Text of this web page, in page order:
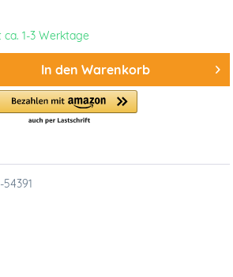
1-3 Werktage
In den Warenkorb
54391